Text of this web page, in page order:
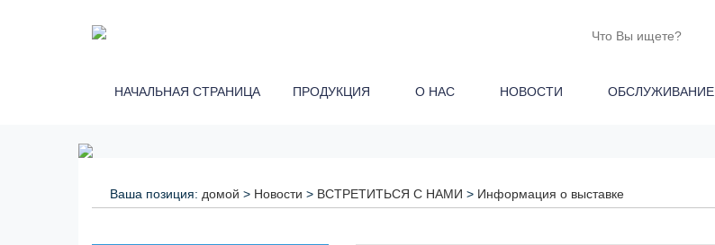
НАЧАЛЬНАЯ СТРАНИЦА ПРОДУКЦИЯ О НАС НОВОСТИ ОБСЛУЖИВАНИЕ
Ваша позиция: домой > Новости > ВСТРЕТИТЬСЯ С НАМИ > Информация о выставке